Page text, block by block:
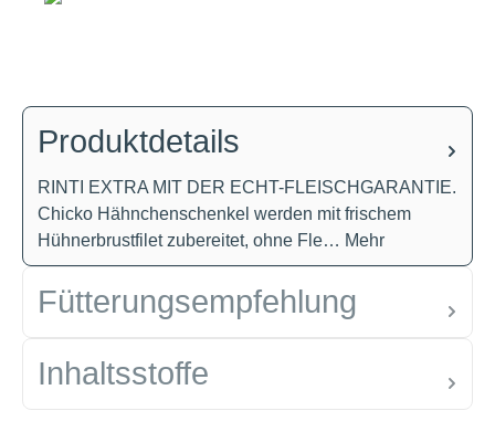
Produktdetails
RINTI EXTRA MIT DER ECHT-FLEISCHGARANTIE.
Chicko Hähnchenschenkel werden mit frischem
Hühnerbrustfilet zubereitet, ohne Fle… Mehr
Fütterungsempfehlung
Inhaltsstoffe